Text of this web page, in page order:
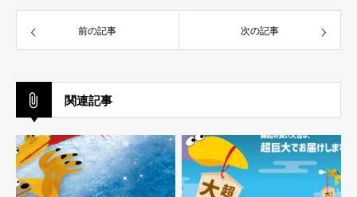
前の記事 次の記事
関連記事